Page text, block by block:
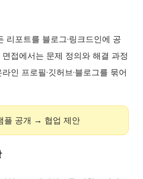
리포트를 블로그·링크드인에 공
접에서는 문제 정의와 해결 과정
인 프로필·깃허브·블로그를 묶어
플 공개 → 협업 제안